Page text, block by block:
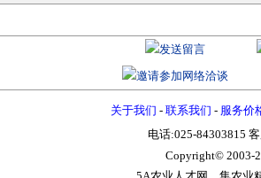
关于我们 - 联系我们 - 服务价
电话:025-84303815
Copyright© 2003-